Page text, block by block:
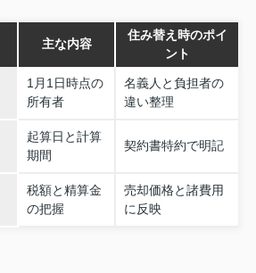
主な内容
住み替え時のポイ
ント
1月1日時点の
所有者
名義人と負担者の
違い整理
起算日と計算
期間
契約書特約で明記
税額と精算金
の把握
売却価格と諸費用
に反映